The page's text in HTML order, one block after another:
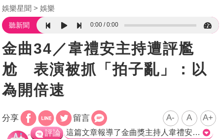
娛樂星聞 娛樂
聽新聞 0:00 0:00
金曲34／韋禮安主持遭評尷
尬 表演被抓「拍子亂」：以
為開倍速
分享 留言 A- A A+
評論 這篇文章報導了金曲獎主持人韋禮安的表現，並提到了他曾與去年主持人羅時豐被誤認為父子的趣事以及其主持的反應。文章也提到了網友對他的表現評價兩極，有些人覺得他的表演稍微有些尷尬，而有些人則認為他的唱歌很穩定。雖然韋禮安的主持表現不是每個人都喜歡，但他帶來的一些趣味和反應也讓人對他印象深刻。>